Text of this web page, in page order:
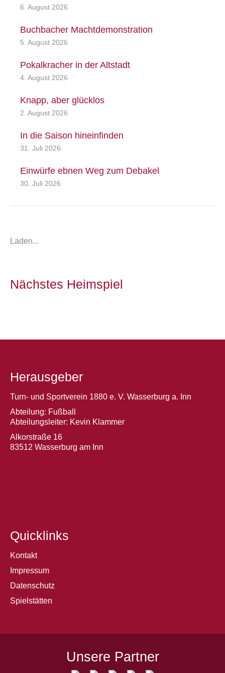
6. August 2026
Buchbacher Machtdemonstration
5. August 2026
Pokalkracher in der Altstadt
4. August 2026
Knapp, aber glücklos
2. August 2026
In die Saison hineinfinden
31. Juli 2026
Einwürfe ebnen Weg zum Debakel
30. Juli 2026
Laden...
Nächstes Heimspiel
Herausgeber
Turn- und Sportverein 1880 e. V. Wasserburg a. Inn
Abteilung: Fußball
Abteilungsleiter: Kevin Klammer
Alkorstraße 16
83512 Wasserburg am Inn
Quicklinks
Kontakt
Impressum
Datenschutz
Spielstätten
Unsere Partner